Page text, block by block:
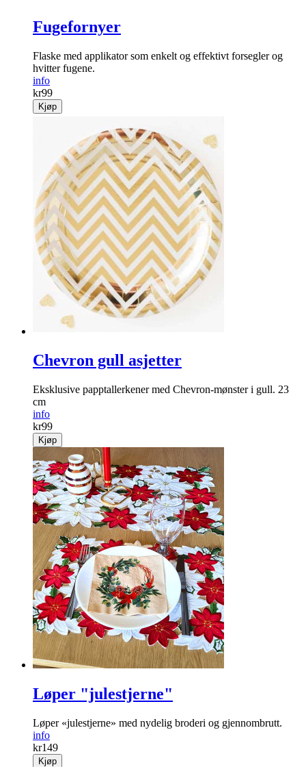
Fugefornyer
Flaske med applikator som enkelt og effektivt forsegler og
hvitter fugene.
info
kr99
Kjøp
Chevron gull asjetter
Eksklusive papptallerkener med Chevron-mønster i gull. 23
cm
info
kr99
Kjøp
Løper "julestjerne"
Løper «julestjerne» med nydelig broderi og gjennombrutt.
info
kr149
Kjøp